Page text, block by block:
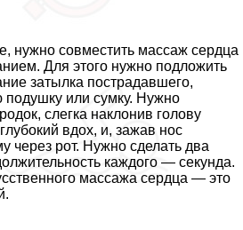
нужно совместить массаж сердца
Для этого нужно подложить
затылка пострадавшего,
или сумку. Нужно
слегка наклонив голову
вдох, и, зажав нос
через рот. Нужно сделать два
каждого — секунда.
массажа сердца — это